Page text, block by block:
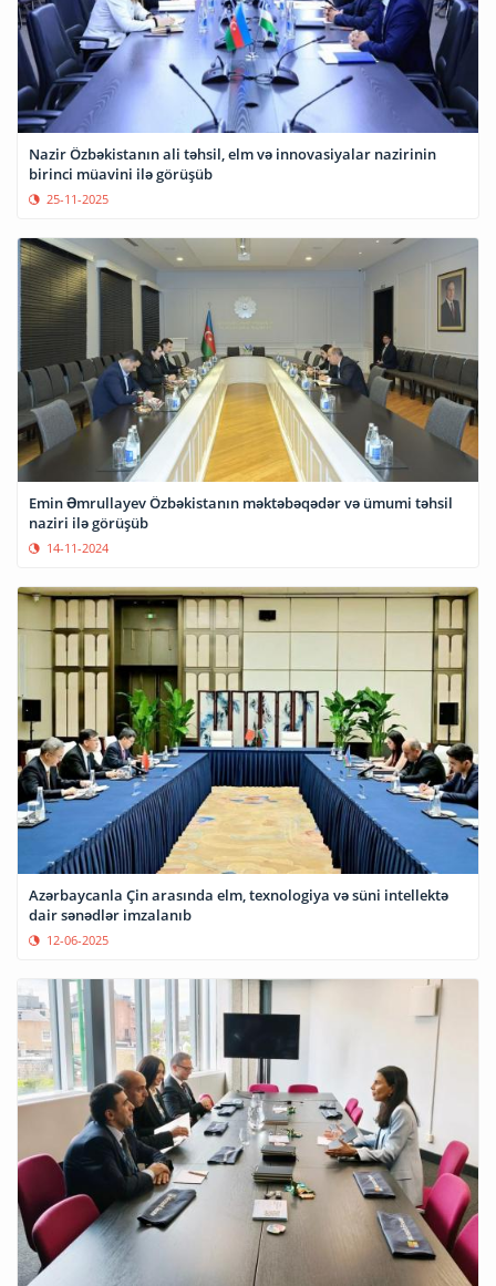
Nazir Özbəkistanın ali təhsil, elm və innovasiyalar nazirinin
birinci müavini ilə görüşüb
25-11-2025
Emin Əmrullayev Özbəkistanın məktəbəqədər və ümumi təhsil
naziri ilə görüşüb
14-11-2024
Azərbaycanla Çin arasında elm, texnologiya və süni intellektə
dair sənədlər imzalanıb
12-06-2025